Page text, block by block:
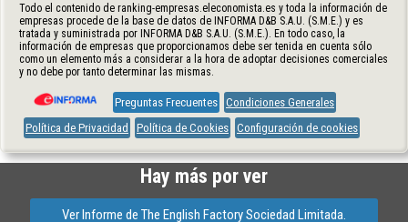
Todo el contenido de ranking-empresas.eleconomista.es y toda la información de
empresas procede de la base de datos de INFORMA D&B S.A.U. (S.M.E.) y es
tratada y suministrada por INFORMA D&B S.A.U. (S.M.E.). En todo caso, la
información de empresas que proporcionamos debe ser tenida en cuenta sólo
como un elemento más a considerar a la hora de adoptar decisiones comerciales
y no debe por tanto determinar las mismas.
Preguntas Frecuentes Condiciones Generales
Política de Privacidad
Política de Cookies Configuración de cookies
Hay más por ver
Ver Informe de The English Factory Sociedad Limitada.